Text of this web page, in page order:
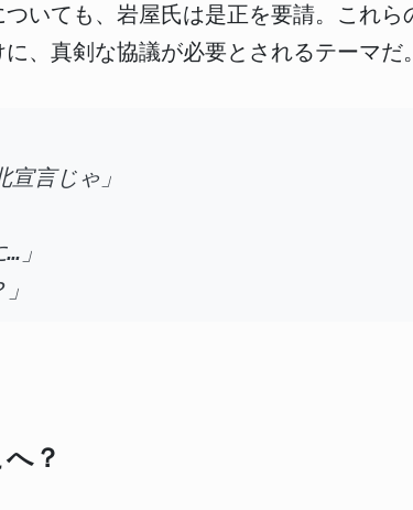
いても、岩屋氏は是正を要請。これら
、真剣な協議が必要とされるテーマだ。
言じゃ」
」
？